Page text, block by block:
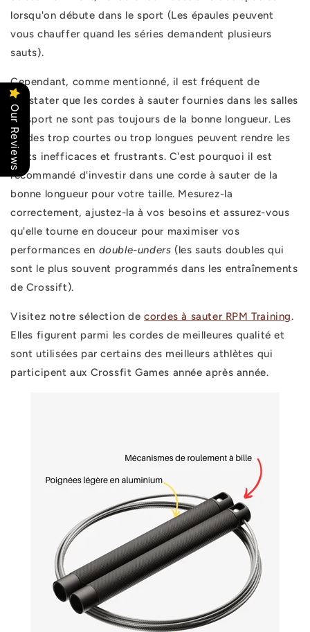
lorsqu'on débute dans le sport (Les épaules peuvent
vous chauffer quand les séries demandent plusieurs
sauts).
Cependant, comme mentionné, il est fréquent de
constater que les cordes à sauter fournies dans les salles
de sport ne sont pas toujours de la bonne longueur. Les
cordes trop courtes ou trop longues peuvent rendre les
sauts inefficaces et frustrants. C'est pourquoi il est
recommandé d'investir dans une corde à sauter de la
bonne longueur pour votre taille. Mesurez-la
correctement, ajustez-la à vos besoins et assurez-vous
qu'elle tourne en douceur pour maximiser vos
performances en double-unders (les sauts doubles qui
sont le plus souvent programmés dans les entraînements
de Crossift).
Visitez notre sélection decordes à sauter RPM Training.
Elles figurent parmi les cordes de meilleures qualité et
sont utilisées par certains des meilleurs athlètes qui
participent aux Crossfit Games année après année.
Our Reviews